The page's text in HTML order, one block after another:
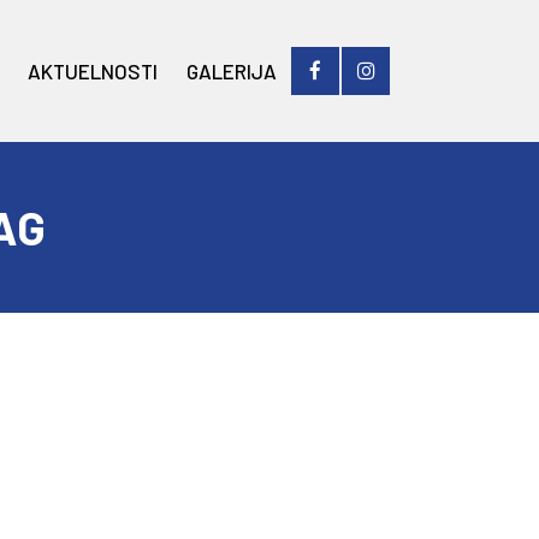
AKTUELNOSTI GALERIJA